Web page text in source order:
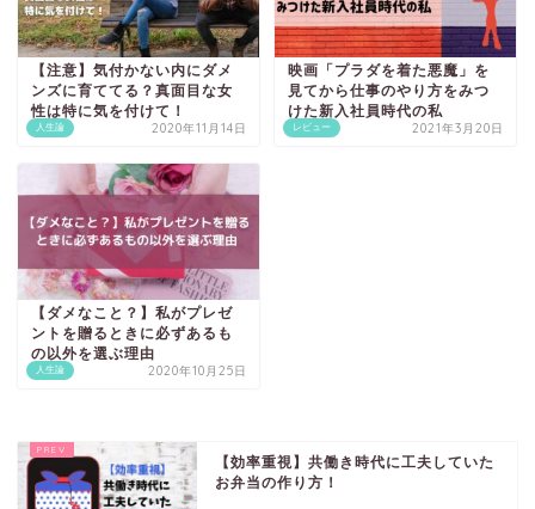
人生論
【注意】気付かない内にダメ
ンズに育ててる？真面目な女
性は特に気を付けて！
2020年11月14日 レビュー
映画「プラダを着た悪魔」を
見てから仕事のやり方をみつ
けた新入社員時代の私
2021年3月20日
人生論
【ダメなこと？】私がプレゼ
ントを贈るときに必ずあるも
の以外を選ぶ理由
2020年10月25日
【効率重視】共働き時代に工夫していた
お弁当の作り方！